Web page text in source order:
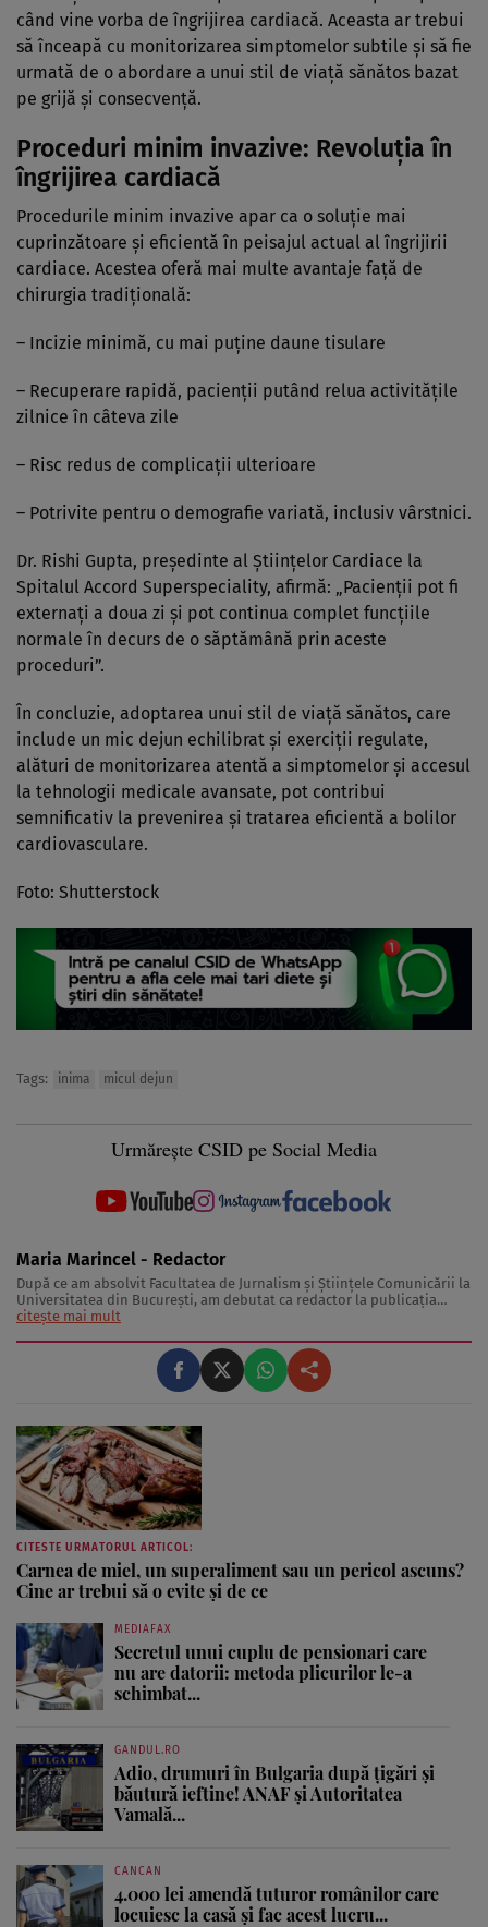
când vine vorba de îngrijirea cardiacă. Aceasta ar trebui
să înceapă cu monitorizarea simptomelor subtile și să fie
urmată de o abordare a unui stil de viață sănătos bazat
pe grijă și consecvență.
Proceduri minim invazive: Revoluția în
îngrijirea cardiacă
Procedurile minim invazive apar ca o soluție mai
cuprinzătoare și eficientă în peisajul actual al îngrijirii
cardiace. Acestea oferă mai multe avantaje față de
chirurgia tradițională:
– Incizie minimă, cu mai puține daune tisulare
– Recuperare rapidă, pacienții putând relua activitățile
zilnice în câteva zile
– Risc redus de complicații ulterioare
– Potrivite pentru o demografie variată, inclusiv vârstnici.
Dr. Rishi Gupta, președinte al Științelor Cardiace la
Spitalul Accord Superspeciality, afirmă: „Pacienții pot fi
externați a doua zi și pot continua complet funcțiile
normale în decurs de o săptămână prin aceste
proceduri”.
În concluzie, adoptarea unui stil de viață sănătos, care
include un mic dejun echilibrat și exerciții regulate,
alături de monitorizarea atentă a simptomelor și accesul
la tehnologii medicale avansate, pot contribui
semnificativ la prevenirea și tratarea eficientă a bolilor
cardiovasculare.
Foto: Shutterstock
Tags: inima micul dejun
Urmărește CSID pe Social Media
Maria Marincel - Redactor
După ce am absolvit Facultatea de Jurnalism și Științele Comunicării la
Universitatea din București, am debutat ca redactor la publicația
Spynews, unde am dobândit și cunoștințe de social media. De-a
citește mai mult
CITESTE URMATORUL ARTICOL:
Carnea de miel, un superaliment sau un pericol ascuns?
Cine ar trebui să o evite și de ce
MEDIAFAX
Secretul unui cuplu de pensionari care
nu are datorii: metoda plicurilor le-a
schimbat...
GANDUL.RO
Adio, drumuri în Bulgaria după țigări și
băutură ieftine! ANAF și Autoritatea
Vamală...
CANCAN
4.000 lei amendă tuturor românilor care
locuiesc la casă și fac acest lucru...